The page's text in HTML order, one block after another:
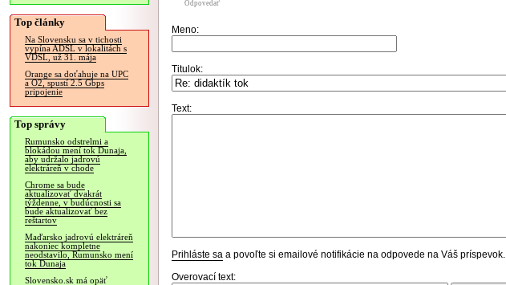
Top články
Na Slovensku sa v tichosti
vypína ADSL v lokalitách s
VDSL, už 31. mája
Orange sa doťahuje na UPC
a O2, spustí 2.5 Gbps
pripojenie
Top správy
Rumunsko odstrelmi a
blokádou mení tok Dunaja,
aby udržalo jadrovú
elektráreň v chode
Chrome sa bude
aktualizovať dvakrát
týždenne, v budúcnosti sa
bude aktualizovať bez
reštartov
Maďarsko jadrovú elektráreň
nakoniec kompletne
neodstavilo, Rumunsko mení
tok Dunaja
Slovensko.sk má opäť
Odpovedať
Meno:
Titulok:
Text:
Prihláste sa a povoľte si emailové notifikácie na odpovede na Váš príspevok.
Overovací text: